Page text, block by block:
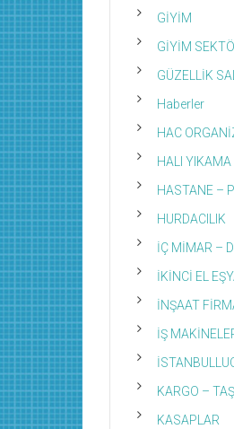
GİYİM
GİYİM
GÜZELLİK
Haberler
HAC
HALI YIKAMA
HASTANE –
HURDACILIK
İÇ MİMAR –
İKİNCİ EL
İNŞAAT
İŞ
KARGO –
KASAPLAR